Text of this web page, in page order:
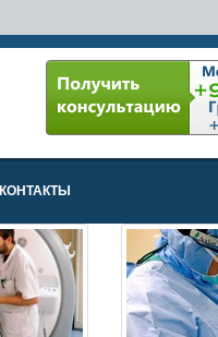
КОНТАКТЫ